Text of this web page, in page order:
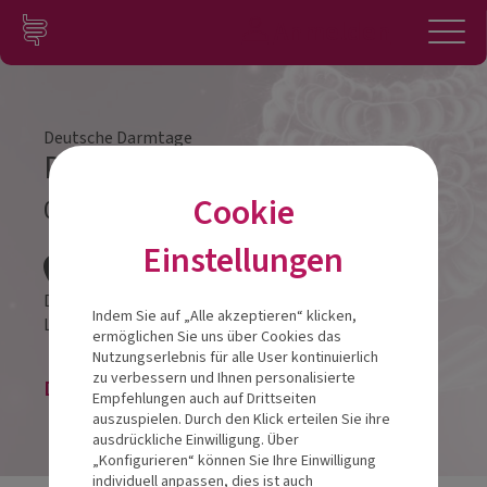
Zum Inhalt springen
Konto
Deutsche Darmtage
Darmtag Dortmund 2022
07.05.2022
Dorint an den Westfalenhallen Dortmund
Lindemannstraße 8844137Dortmund
Die Veranstaltung ist beendet.
Cookie
Einstellungen
Indem Sie auf „Alle akzeptieren“ klicken,
ermöglichen Sie uns über Cookies das
Nutzungserlebnis für alle User kontinuierlich
zu verbessern und Ihnen personalisierte
Empfehlungen auch auf Drittseiten
auszuspielen. Durch den Klick erteilen Sie ihre
ausdrückliche Einwilligung. Über
„Konfigurieren“ können Sie Ihre Einwilligung
individuell anpassen, dies ist auch